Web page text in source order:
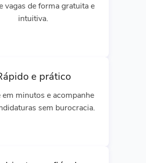
vagas de forma gratuita e
intuitiva.
e prático
minutos e acompanhe
sem burocracia.